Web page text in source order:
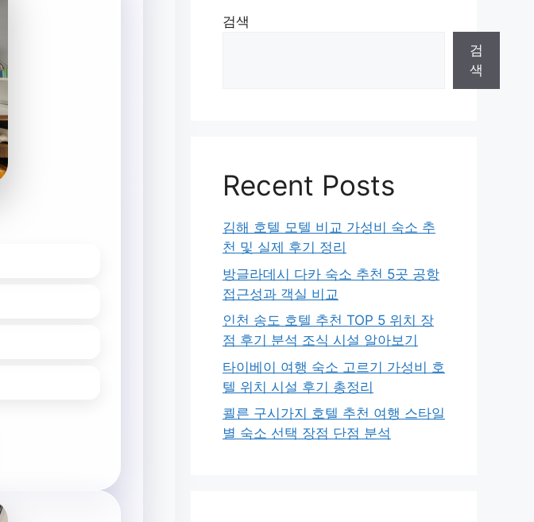
검색
검
색
Recent Posts
김해 호텔 모텔 비교 가성비 숙소 추
천 및 실제 후기 정리
방글라데시 다카 숙소 추천 5곳 공항
접근성과 객실 비교
인천 송도 호텔 추천 TOP 5 위치 장
점 후기 분석 조식 시설 알아보기
타이베이 여행 숙소 고르기 가성비 호
텔 위치 시설 후기 총정리
쾰른 구시가지 호텔 추천 여행 스타일
별 숙소 선택 장점 단점 분석